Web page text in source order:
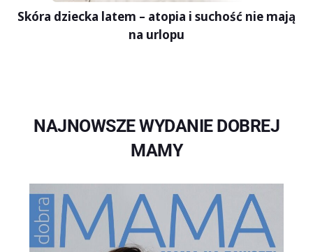
Skóra dziecka latem – atopia i suchość nie mają
na urlopu
NAJNOWSZE WYDANIE DOBREJ
MAMY